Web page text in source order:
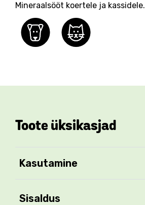
Mineraalsööt koertele ja kassidele.
Toote üksikasjad
Kasutamine
Sisaldus